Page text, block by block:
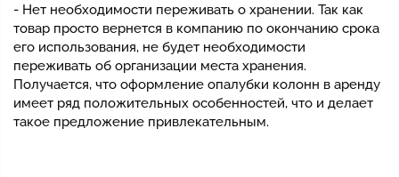
- Нет необходимости переживать о хранении. Так как
товар просто вернется в компанию по окончанию срока
его использования, не будет необходимости
переживать об организации места хранения.
Получается, что оформление опалубки колонн в аренду
имеет ряд положительных особенностей, что и делает
такое предложение привлекательным.